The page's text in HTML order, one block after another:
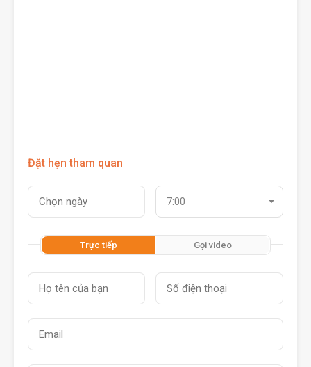
Đặt hẹn tham quan
7:00
Trực tiếp Gọi video